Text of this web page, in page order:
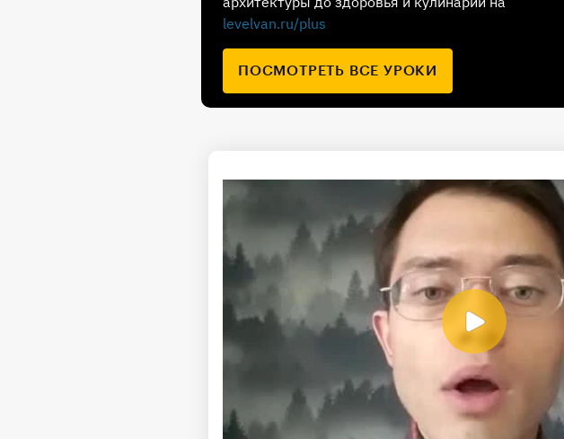
levelvan.ru/plus
ПОСМОТРЕТЬ ВСЕ УРОКИ